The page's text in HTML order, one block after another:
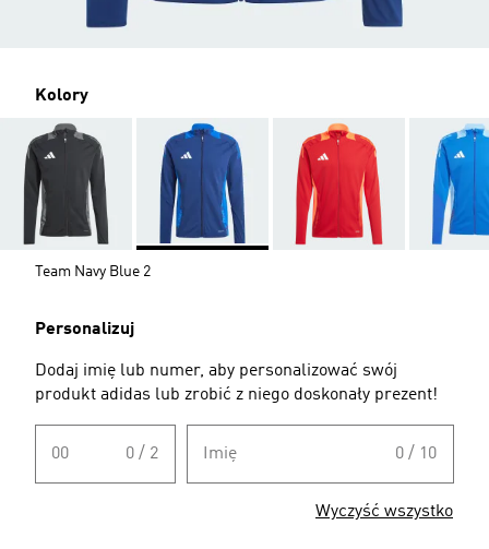
Kolory
Team Navy Blue 2
Personalizuj
Dodaj imię lub numer, aby personalizować swój
produkt adidas lub zrobić z niego doskonały prezent!
00 0 / 2 Imię 0 / 10
Wyczyść wszystko